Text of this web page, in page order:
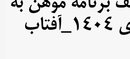
برنامه موهن به
جانباختگان دی ١۴٠۴_آفتاب